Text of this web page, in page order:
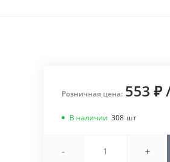
Розничная цена: 553 ₽
В наличии 308 шт
- +